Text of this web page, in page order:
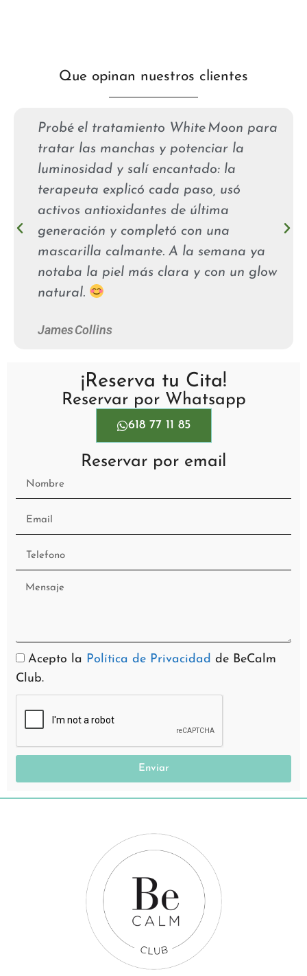
Que opinan nuestros clientes
Probé el tratamiento White Moon para
tratar las manchas y potenciar la
luminosidad y salí encantado: la
terapeuta explicó cada paso, usó
activos antioxidantes de última
generación y completó con una
mascarilla calmante. A la semana ya
notaba la piel más clara y con un glow
natural.
James Collins
¡Reserva tu Cita!
Reservar por Whatsapp
618 77 11 85
Reservar por email
Acepto la Política de Privacidad de BeCalm
Club.
Enviar